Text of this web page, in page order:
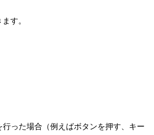
す。
行った場合（例えばボタンを押す、キー